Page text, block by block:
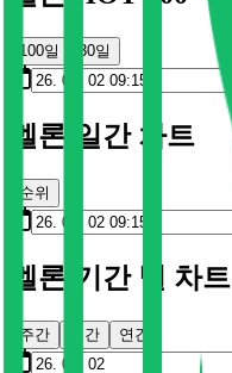
100일 30일
멜론 일간 차트
순위
멜론 기간 별 차트
주간 월간 연간